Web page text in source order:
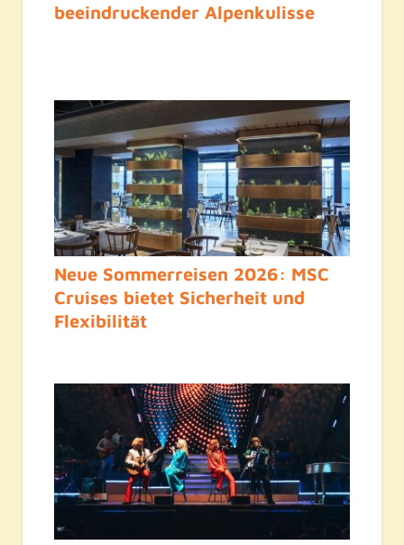
beeindruckender Alpenkulisse
Neue Sommerreisen 2026: MSC
Cruises bietet Sicherheit und
Flexibilität